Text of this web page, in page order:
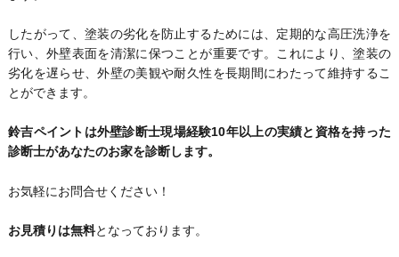
したがって、塗装の劣化を防止するためには、定期的な高圧洗浄を
行い、外壁表面を清潔に保つことが重要です。これにより、塗装の
劣化を遅らせ、外壁の美観や耐久性を長期間にわたって維持するこ
とができます。
鈴吉ペイントは外壁診断士現場経験10年以上の実績と資格を持った
診断士があなたのお家を診断します。
お気軽にお問合せください！
お見積りは無料となっております。